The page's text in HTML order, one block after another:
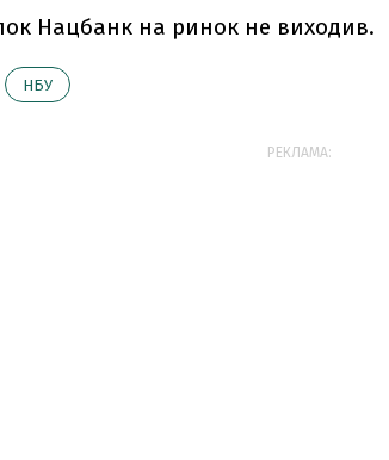
Нацбанк на ринок не виходив.
НБУ
РЕКЛАМА: